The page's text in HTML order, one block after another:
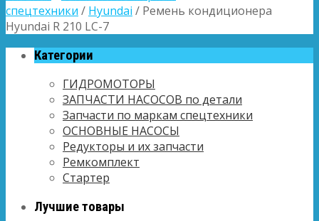
спецтехники / Hyundai / Ремень кондиционера
Hyundai R 210 LC-7
Категории
ГИДРОМОТОРЫ
ЗАПЧАСТИ НАСОСОВ по детали
Запчасти по маркам спецтехники
ОСНОВНЫЕ НАСОСЫ
Редукторы и их запчасти
Ремкомплект
Стартер
Лучшие товары